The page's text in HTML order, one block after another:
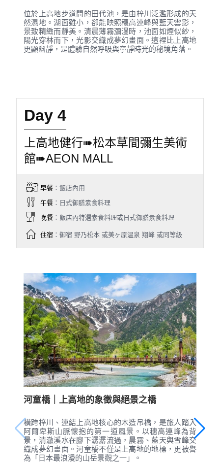
位於上高地步道間的田代池，是由梓川泛濫形成的天
然濕地。湖面雖小，卻能映照穗高連峰與藍天雲影，
景致精緻而靜美。清晨薄霧瀰漫時，池面如煙似紗，
陽光穿林而下，光影交織成夢幻畫面。這裡比上高地
更顯幽靜，是體驗自然呼吸與寧靜時光的秘境角落。
Day 4
上高地健行➠松本草間彌生美術
館➠AEON MALL
早餐：飯店內用
午餐：日式御膳素食料理
晚餐：飯店內特選素食料理或日式御膳素食料理
住宿：御宿 野乃松本 或美ヶ原温泉 翔峰 或同等級
河童橋｜上高地的象徵與絕景之橋
橫跨梓川、連結上高地核心的木造吊橋，是旅人踏入
阿爾卑斯山脈懷抱的第一道風景。以穗高連峰為背
景，清澈溪水在腳下潺潺流過，晨霧、藍天與雪峰交
織成夢幻畫面。河童橋不僅是上高地的地標，更被譽
為「日本最浪漫的山岳景觀之一」。